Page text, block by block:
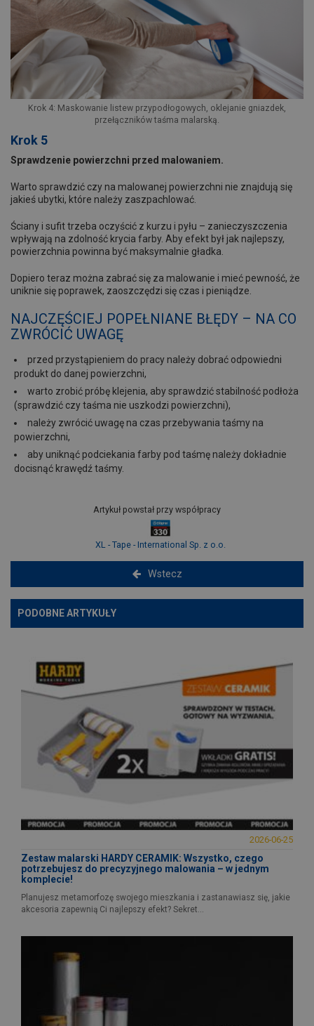
Krok 4: Maskowanie listew przypodłogowych, oklejanie gniazdek,
przełączników taśma malarską.
Krok 5
Sprawdzenie powierzchni przed malowaniem.
Warto sprawdzić czy na malowanej powierzchni nie znajdują się
jakieś ubytki, które należy zaszpachlować.
Ściany i sufit trzeba oczyścić z kurzu i pyłu – zanieczyszczenia
wpływają na zdolność krycia farby. Aby efekt był jak najlepszy,
powierzchnia powinna być maksymalnie gładka.
Dopiero teraz można zabrać się za malowanie i mieć pewność, że
uniknie się poprawek, zaoszczędzi się czas i pieniądze.
NAJCZĘŚCIEJ POPEŁNIANE BŁĘDY – NA CO
ZWRÓCIĆ UWAGĘ
przed przystąpieniem do pracy należy dobrać odpowiedni
produkt do danej powierzchni,
warto zrobić próbę klejenia, aby sprawdzić stabilność podłoża
(sprawdzić czy taśma nie uszkodzi powierzchni),
należy zwrócić uwagę na czas przebywania taśmy na
powierzchni,
aby uniknąć podciekania farby pod taśmę należy dokładnie
docisnąć krawędź taśmy.
Artykuł powstał przy współpracy
XL - Tape - International Sp. z o.o.
Wstecz
PODOBNE ARTYKUŁY
2026-06-25
Zestaw malarski HARDY CERAMIK: Wszystko, czego
potrzebujesz do precyzyjnego malowania – w jednym
komplecie!
Planujesz metamorfozę swojego mieszkania i zastanawiasz się, jakie
akcesoria zapewnią Ci najlepszy efekt? Sekret...